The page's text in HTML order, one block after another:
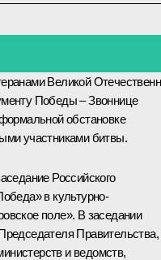
Великой
Победы – Звоннице
обстановке
участниками битвы.
Российского
в культурно-
поле». В заседании
Правительства,
и ведомств,